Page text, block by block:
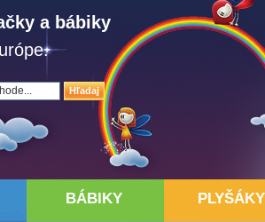
Hľadaj
a bábiky
BÁBIKY PLYŠÁKY